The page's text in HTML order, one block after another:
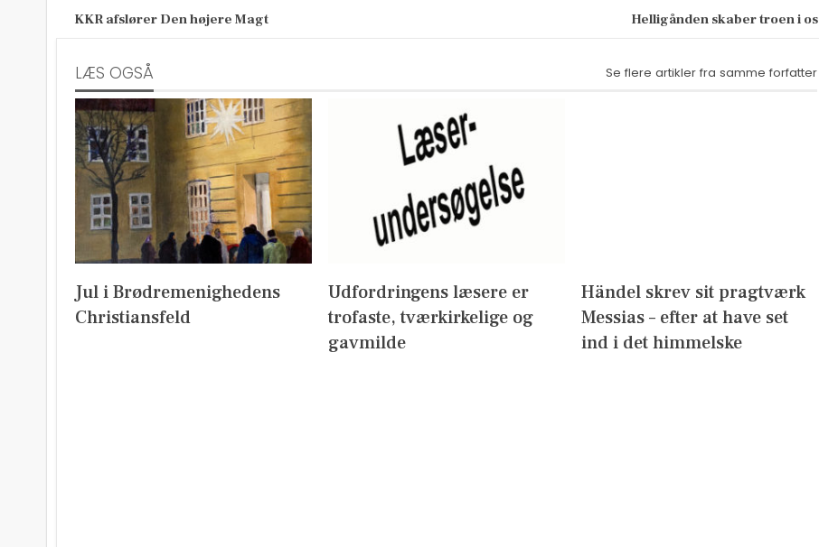
KKR afslører Den højere Magt Helligånden skaber troen i os
LÆS OGSÅ Se flere artikler fra samme forfatter
Jul i Brødremenighedens
Christiansfeld
Udfordringens læsere er
trofaste, tværkirkelige og
gavmilde
Händel skrev sit pragtværk
Messias – efter at have set
ind i det himmelske